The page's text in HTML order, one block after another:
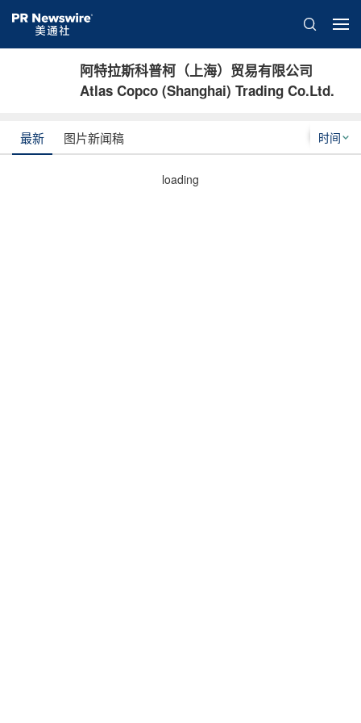
阿特拉斯科普柯（上海）贸易有限公司
Atlas Copco (Shanghai) Trading Co.Ltd.
时间
最新 图片新闻稿
loading